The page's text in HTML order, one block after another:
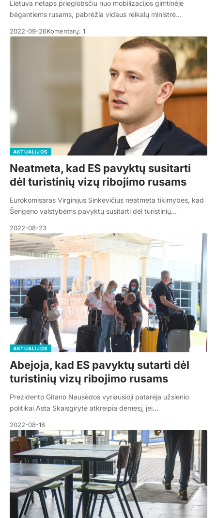
Lietuva netaps prieglobsčiu nuo mobilizacijos gimtinėje
bėgantiems rusams, pabrėžia vidaus reikalų ministrė…
2022-09-26Komentarų: 1
AKTUALIJOS
Neatmeta, kad ES pavyktų susitarti
dėl turistinių vizų ribojimo rusams
Eurokomisaras Virginijus Sinkevičius neatmeta tikimybės, kad
Šengeno valstybėms pavyktų susitarti dėl turistinių…
2022-08-23
AKTUALIJOS
Abejoja, kad ES pavyktų sutarti dėl
turistinių vizų ribojimo rusams
Prezidento Gitano Nausėdos vyriausioji patarėja užsienio
politikai Asta Skaisgirytė atkreipia dėmesį, jei…
2022-08-18